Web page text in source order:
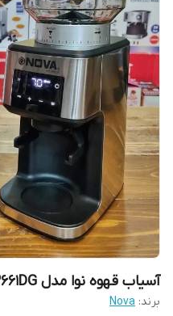
آسیاب قهوه نوا مدل NOVA 3661DG
برند: Nova